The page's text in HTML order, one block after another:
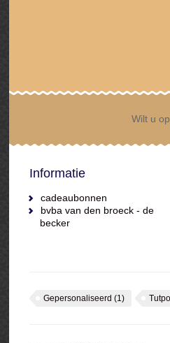
Wilt u
Informatie
cadeaubonnen
bvba van den broeck - de
becker
Gepersonaliseerd (1)